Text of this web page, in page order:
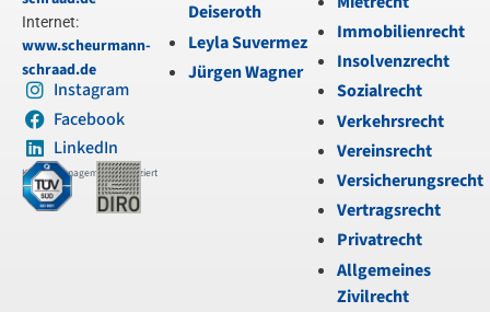
Internet:
www.scheurmann-
schraad.de
Instagram
Facebook
LinkedIn
Kanzleimanagement zertifiziert
Deiseroth
Leyla Suvermez
Jürgen Wagner
Immobilienrecht
Insolvenzrecht
Sozialrecht
Verkehrsrecht
Vereinsrecht
Versicherungsrecht
Vertragsrecht
Privatrecht
Allgemeines
Zivilrecht